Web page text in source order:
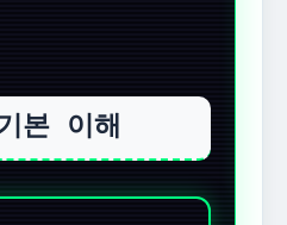
본 이해